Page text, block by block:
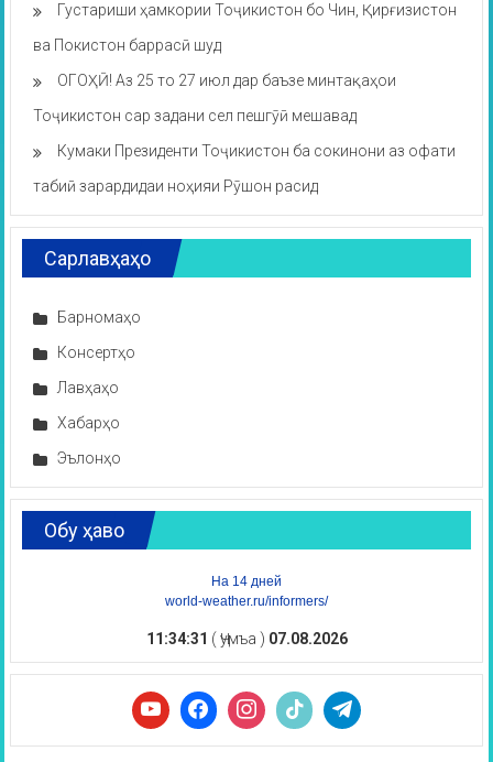
Густариши ҳамкории Тоҷикистон бо Чин, Қирғизистон
ва Покистон баррасӣ шуд
ОГОҲӢ! Аз 25 то 27 июл дар баъзе минтақаҳои
Тоҷикистон сар задани сел пешгӯӣ мешавад
Кумаки Президенти Тоҷикистон ба сокинони аз офати
табиӣ зарардидаи ноҳияи Рӯшон расид
Сарлавҳаҳо
Барномаҳо
Консертҳо
Лавҳаҳо
Хабарҳо
Эълонҳо
Обу ҳаво
На 14 дней
world-weather.ru/informers/
11:34:32 ( Ҷумъа ) 07.08.2026